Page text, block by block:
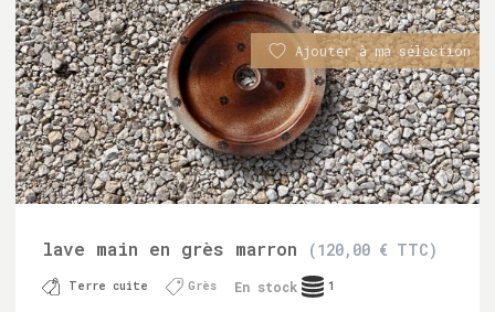
Ajouter à ma sélection
lave main en grès marron (120,00 € TTC)
Terre cuite Grès En stock 1